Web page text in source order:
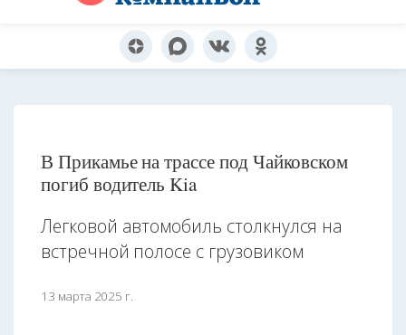
В Прикамье на трассе под Чайковском
погиб водитель Kia
Легковой автомобиль столкнулся на
встречной полосе с грузовиком
13 марта 2025 г.